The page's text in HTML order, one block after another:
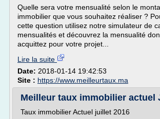
Quelle sera votre mensualité selon le
immobilier que vous souhaitez réaliser ?
cette question utilisez notre simulateur de
mensualités et découvrez la mensualité
acquittez pour votre projet...
Lire la suite
Date: 2018-01-14 19:42:53
Site : https://www.meilleurtaux.ma
Meilleur taux immobilier actuel
Taux immobilier Actuel juillet 2016